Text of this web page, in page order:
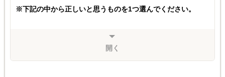
※下記の中から正しいと思うものを1つ選んでください。
開く